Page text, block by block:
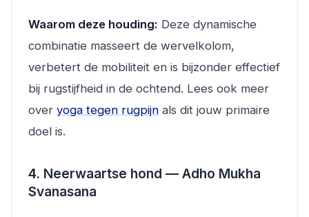
Waarom deze houding: Deze dynamische
combinatie masseert de wervelkolom,
verbetert de mobiliteit en is bijzonder effectief
bij rugstijfheid in de ochtend. Lees ook meer
over yoga tegen rugpijn als dit jouw primaire
doel is.
4. Neerwaartse hond — Adho Mukha
Svanasana